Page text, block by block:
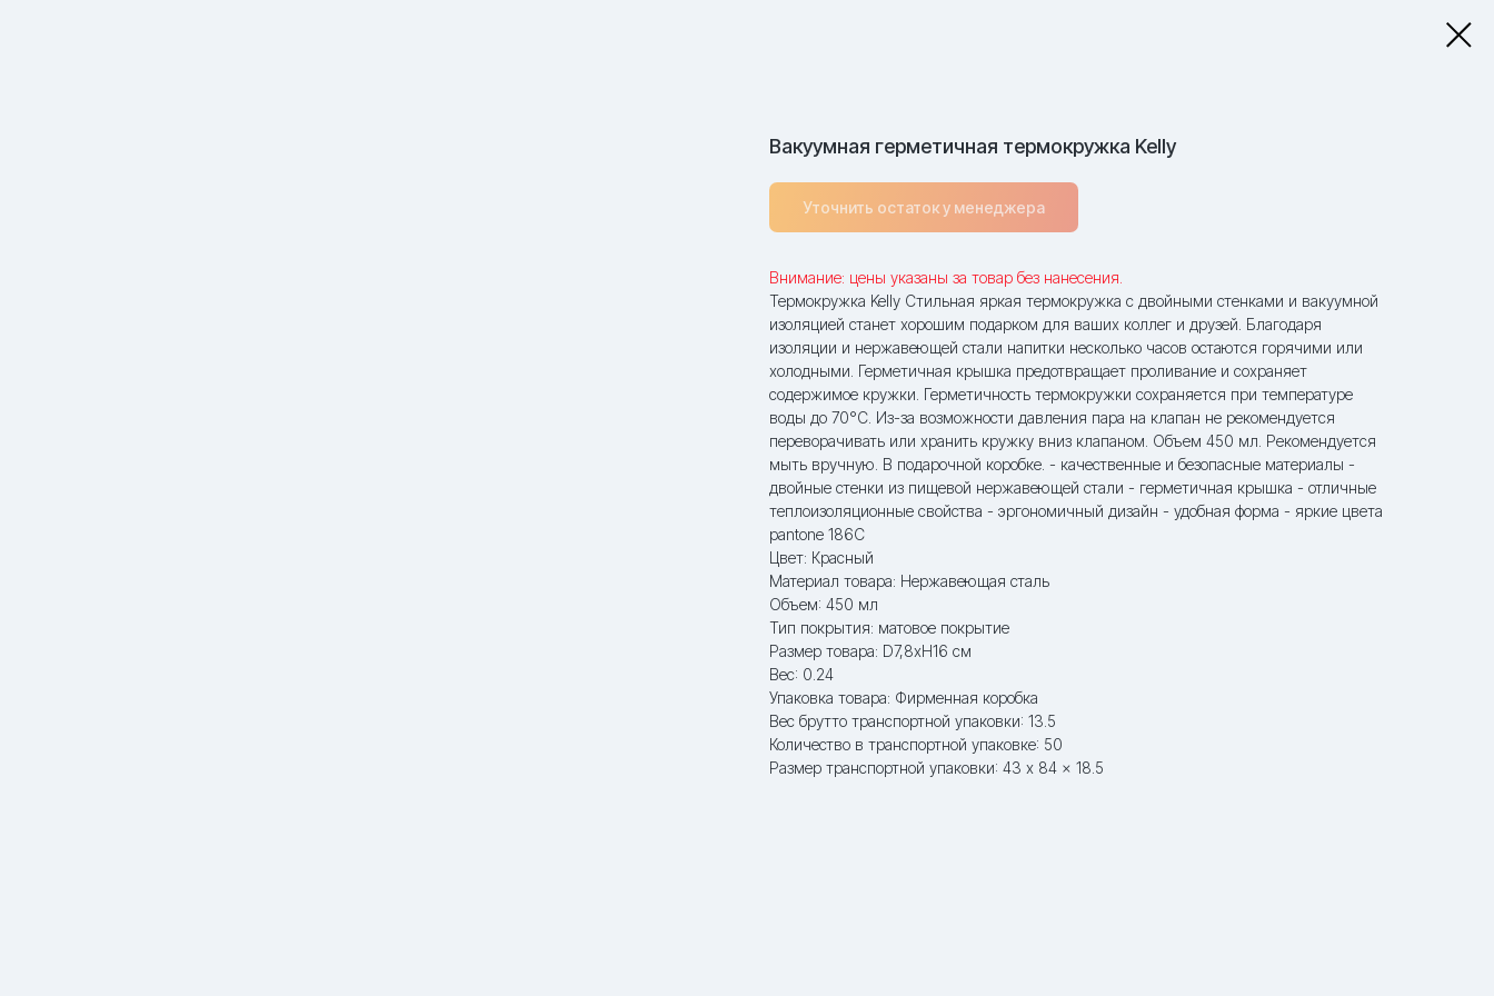
Вакуумная герметичная термокружка Kelly
Уточнить остаток у менеджера
Внимание: цены указаны за товар без нанесения.
Термокружка Kelly Стильная яркая термокружка с двойными стенками и вакуумной
изоляцией станет хорошим подарком для ваших коллег и друзей. Благодаря
изоляции и нержавеющей стали напитки несколько часов остаются горячими или
холодными. Герметичная крышка предотвращает проливание и сохраняет
содержимое кружки. Герметичность термокружки сохраняется при температуре
воды до 70°C. Из-за возможности давления пара на клапан не рекомендуется
переворачивать или хранить кружку вниз клапаном. Объем 450 мл. Рекомендуется
мыть вручную. В подарочной коробке. - качественные и безопасные материалы -
двойные стенки из пищевой нержавеющей стали - герметичная крышка - отличные
теплоизоляционные свойства - эргономичный дизайн - удобная форма - яркие цвета
pantone 186C
Цвет: Красный
Материал товара: Нержавеющая сталь
Объем: 450 мл
Тип покрытия: матовое покрытие
Размер товара: D7,8xH16 см
Вес: 0.24
Упаковка товара: Фирменная коробка
Вес брутто транспортной упаковки: 13.5
Количество в транспортной упаковке: 50
Размер транспортной упаковки: 43 x 84 x 18.5